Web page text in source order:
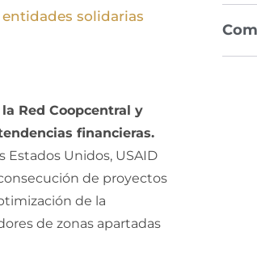
solidarias
Red Coopcentral y
financieras.
Estados Unidos, USAID
de proyectos
de la
de zonas apartadas